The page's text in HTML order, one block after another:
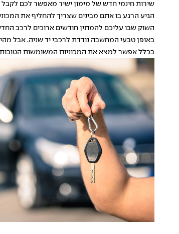
שירות חינמי חדש של מימון ישיר מאפשר לכם לקבל
הגיע הרגע בו אתם מבינים שצריך להחליף את
השוק שבו עליכם להמתין חודשים ארוכים לרכב
באופן טבעי המחשבה נודדת לרכבי יד שניה. אבל
בכלל אפשר למצא את המכוניות המשומשות הטובות